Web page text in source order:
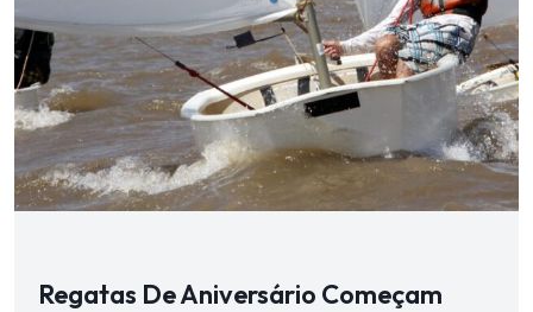
Regatas De Aniversário Começam